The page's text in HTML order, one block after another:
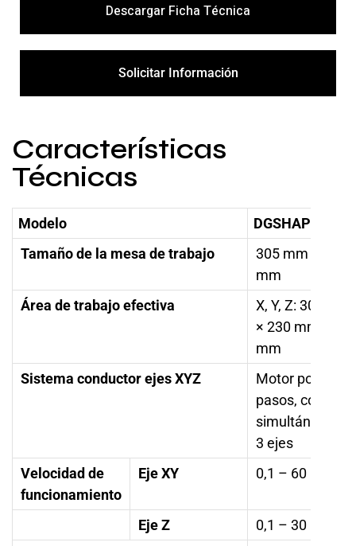
Descargar Ficha Técnica
Solicitar Información
Características
Técnicas
Modelo
DGSHAPE DE-3
Tamaño de la mesa de trabajo
305 mm x 230
mm
Área de trabajo efectiva
X, Y, Z: 305 mm
× 230 mm × 40
mm
Sistema conductor ejes XYZ
Motor por
pasos, control
simultáneo de
3 ejes
Velocidad de
funcionamiento
Eje XY 0,1 – 60 mm/s
Eje Z
0,1 – 30 mm/s